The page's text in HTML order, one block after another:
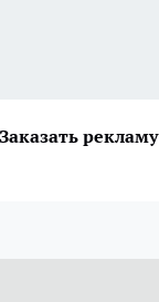
Заказать рекламу